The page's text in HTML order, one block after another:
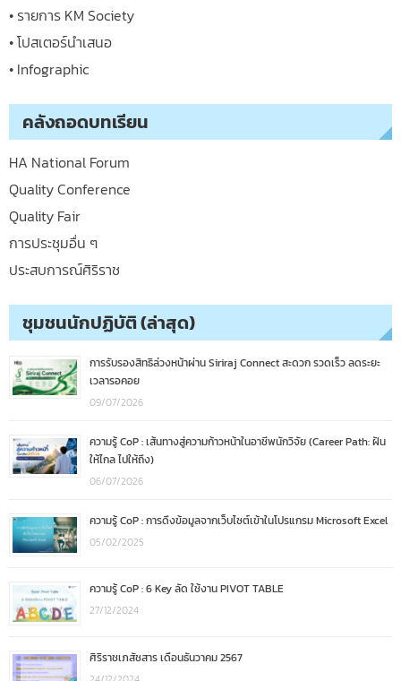
• รายการ KM Society
• โปสเตอร์นำเสนอ
• Infographic
คลังถอดบทเรียน
HA National Forum
Quality Conference
Quality Fair
การประชุมอื่น ๆ
ประสบการณ์ศิริราช
ชุมชนนักปฏิบัติ (ล่าสุด)
การรับรองสิทธิล่วงหน้าผ่าน Siriraj Connect สะดวก รวดเร็ว ลดระยะ
เวลารอคอย
09/07/2026
ความรู้ CoP : เส้นทางสู่ความก้าวหน้าในอาชีพนักวิจัย (Career Path: ฝัน
ให้ไกล ไปให้ถึง)
06/07/2026
ความรู้ CoP : การดึงข้อมูลจากเว็บไซต์เข้าในโปรแกรม Microsoft Excel
05/02/2025
ความรู้ CoP : 6 Key ลัด ใช้งาน PIVOT TABLE
27/12/2024
ศิริราชเภสัชสาร เดือนธันวาคม 2567